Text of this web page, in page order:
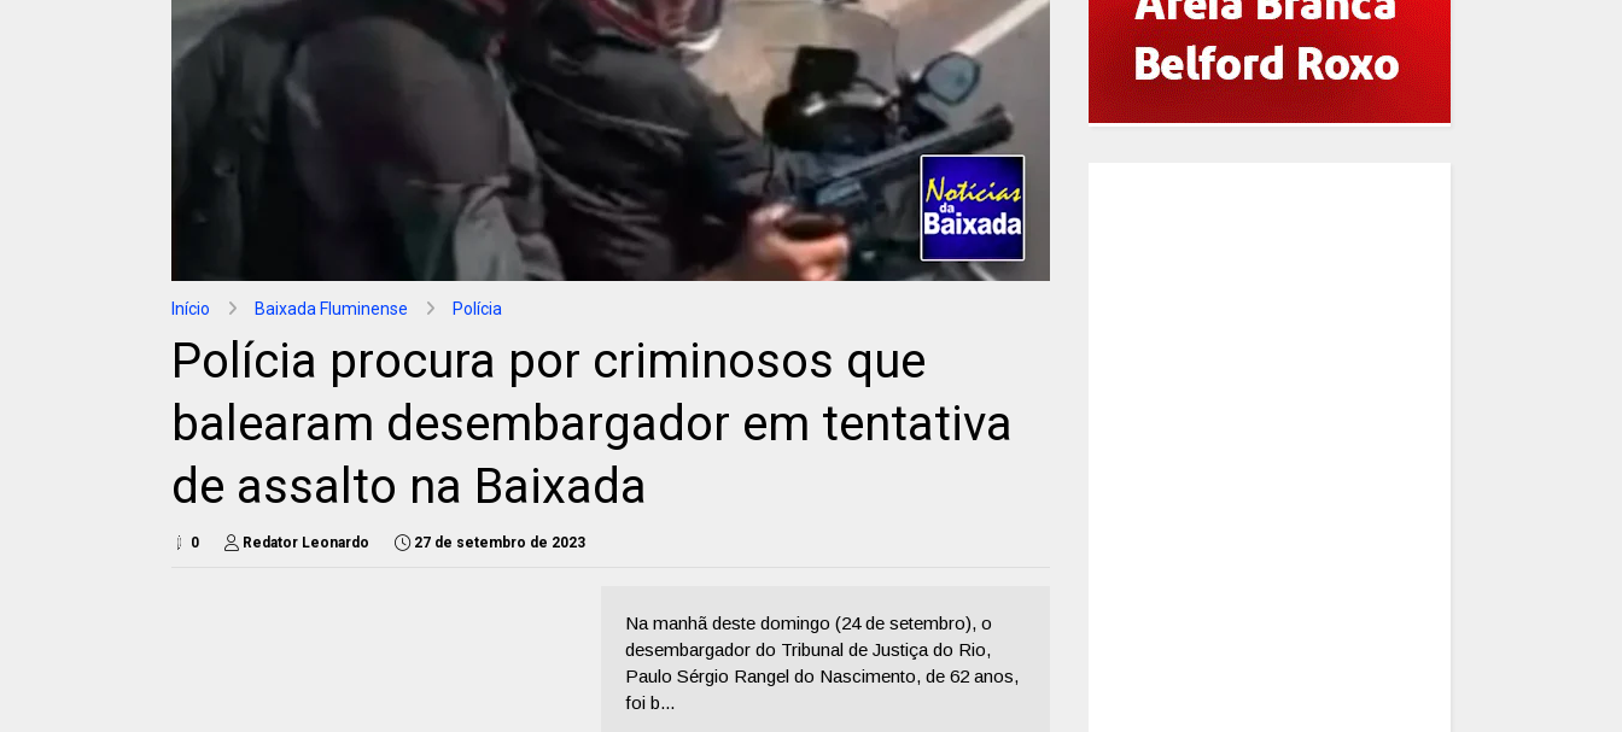
Início Baixada Fluminense Polícia
Polícia procura por criminosos que
balearam desembargador em tentativa
de assalto na Baixada
0 Redator Leonardo 27 de setembro de 2023
Na manhã deste domingo (24 de setembro), o
desembargador do Tribunal de Justiça do Rio,
Paulo Sérgio Rangel do Nascimento, de 62 anos,
foi b...